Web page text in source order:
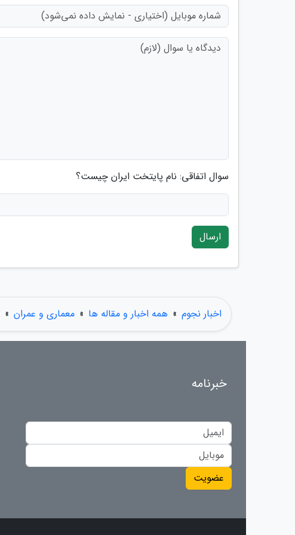
سوال اتفاقی: نام پایتخت ایران چیست؟
ارسال
اخبار نجوم » همه اخبار و مقاله ها » معماری و عمران »
خبرنامه
عضویت